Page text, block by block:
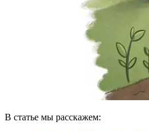
В статье мы расскажем: